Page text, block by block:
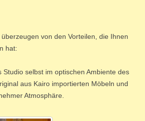
von den Vorteilen, die Ihnen
hat:
Studio selbst im optischen Ambiente des
aus Kairo importierten Möbeln und
Atmosphäre.